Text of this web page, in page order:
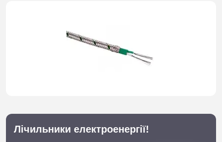
Лічильники електроенергії!